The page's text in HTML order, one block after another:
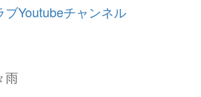
ブYoutubeチャンネル
雨